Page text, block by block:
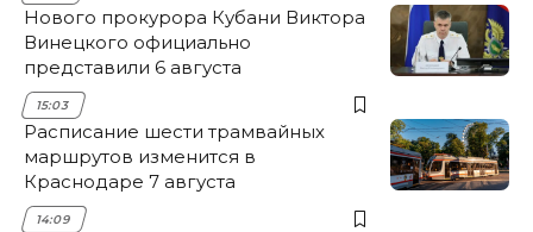
Нового прокурора Кубани Виктора
Винецкого официально
представили 6 августа
15:03
Расписание шести трамвайных
маршрутов изменится в
Краснодаре 7 августа
14:09